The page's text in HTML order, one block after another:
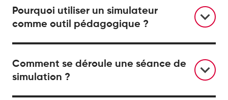
Pourquoi utiliser un simulateur
comme outil pédagogique ?
Comment se déroule une séance de
simulation ?